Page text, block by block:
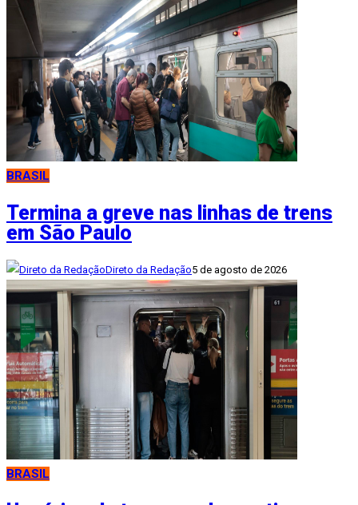
BRASIL
Termina a greve nas linhas de trens
em São Paulo
Direto da Redação5 de agosto de 2026
BRASIL